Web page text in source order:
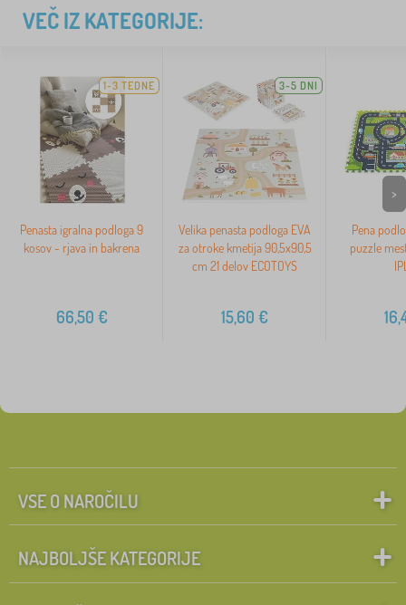
VEČ IZ KATEGORIJE:
1-3 TEDNE
Penasta igralna podloga 9
kosov - rjava in bakrena
66,50 €
3-5 DNI
Velika penasta podloga EVA
za otroke kmetija 90,5x90,5
cm 21 delov ECOTOYS
15,60 €
Pena
puzzle
>
VSE O NAROČILU
NAJBOLJŠE KATEGORIJE